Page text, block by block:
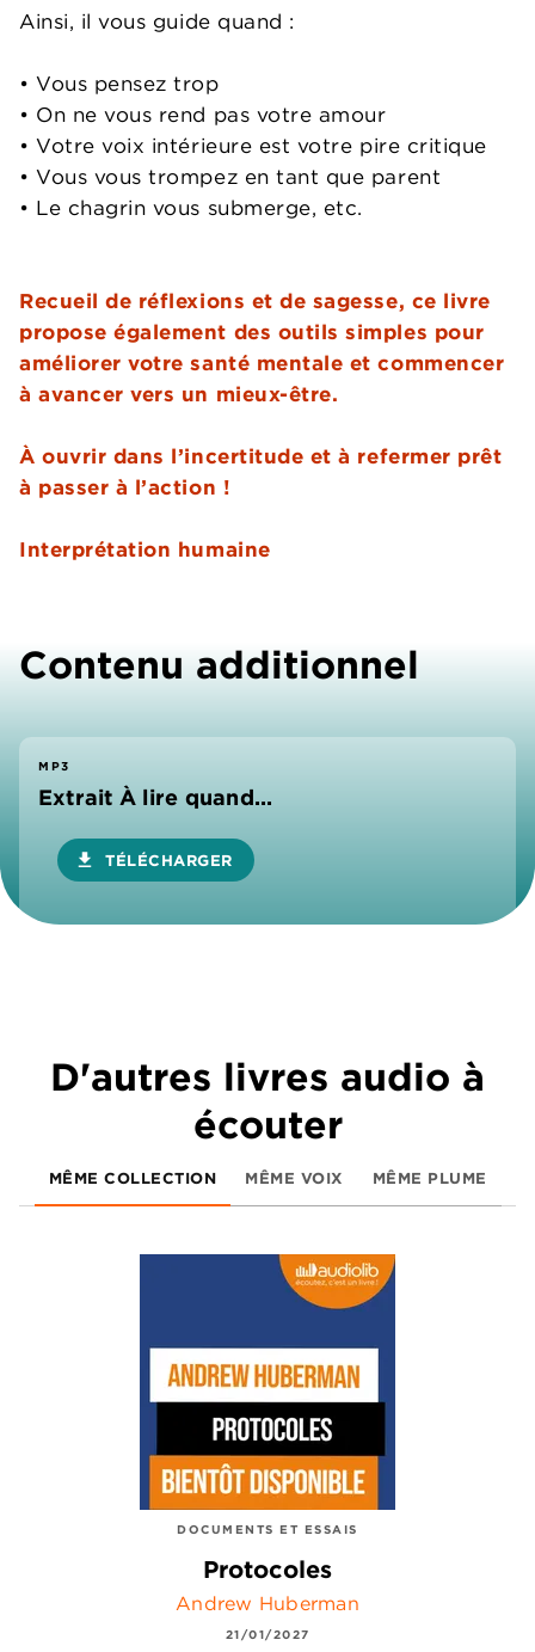
Ainsi, il vous guide quand :
• Vous pensez trop
• On ne vous rend pas votre amour
• Votre voix intérieure est votre pire critique
• Vous vous trompez en tant que parent
• Le chagrin vous submerge, etc.
Recueil de réflexions et de sagesse, ce livre
propose également des outils simples pour
améliorer votre santé mentale et commencer
à avancer vers un mieux-être.
À ouvrir dans l’incertitude et à refermer prêt
à passer à l’action !
Interprétation humaine
Contenu additionnel
MP3
Extrait À lire quand...
download TÉLÉCHARGER
D'autres livres audio à
écouter
MÊME COLLECTION MÊME VOIX MÊME PLUME
DOCUMENTS ET ESSAIS
Protocoles
Andrew Huberman
21/01/2027